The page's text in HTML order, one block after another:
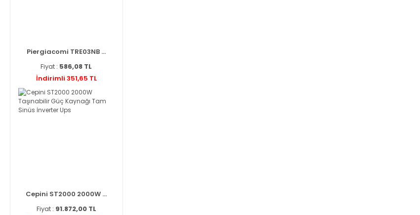
Piergiacomi TRE03NB ...
Fiyat : 586,08 TL
İndirimli 351,65 TL
Cepini ST2000 2000W ...
Fiyat : 91.872,00 TL